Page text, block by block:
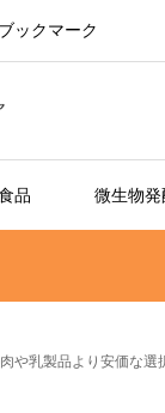
ブックマーク
品 微生物発
や乳製品より安価な選